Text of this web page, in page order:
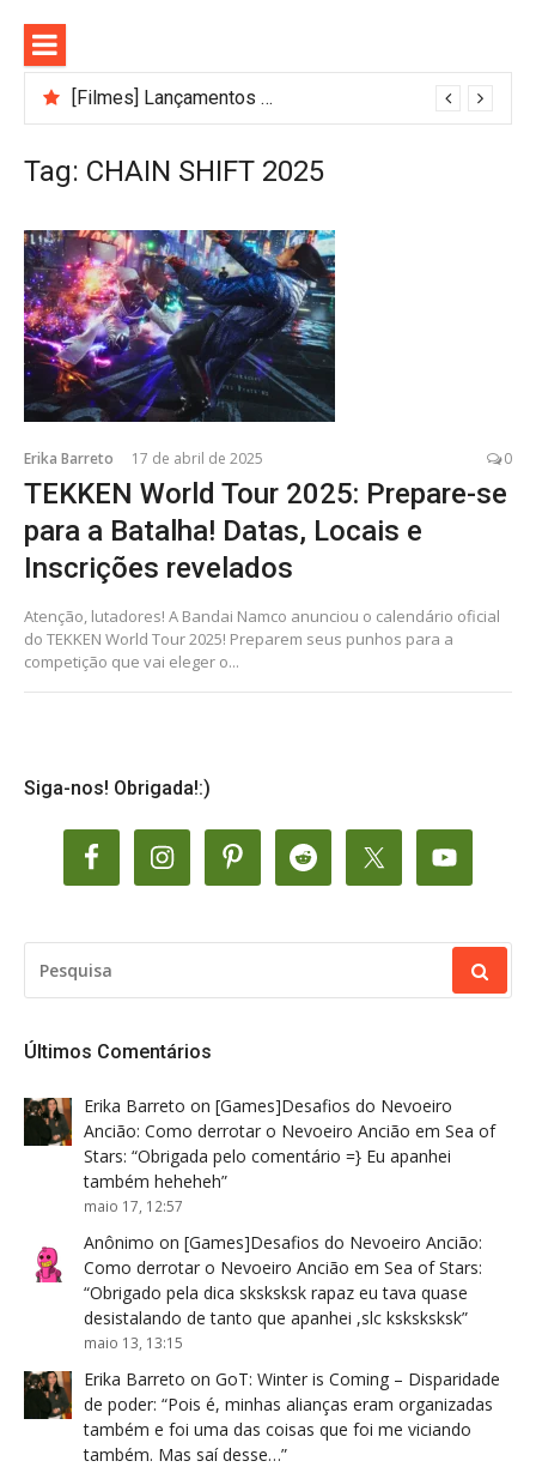
para
conteúdo
[Filmes] Lançamentos de agosto no Adrenalina Pura+ trazem ação e suspense
Tag: CHAIN SHIFT 2025
Erika Barreto 17 de abril de 2025 0
TEKKEN World Tour 2025: Prepare-se
para a Batalha! Datas, Locais e
Inscrições revelados
Atenção, lutadores! A Bandai Namco anunciou o calendário oficial
do TEKKEN World Tour 2025! Preparem seus punhos para a
competição que vai eleger o...
Siga-nos! Obrigada!:)
POR:
Últimos Comentários
Erika Barreto on [Games]Desafios do Nevoeiro
Ancião: Como derrotar o Nevoeiro Ancião em Sea of
Stars: “Obrigada pelo comentário =} Eu apanhei
também heheheh”
maio 17, 12:57
Anônimo on [Games]Desafios do Nevoeiro Ancião:
Como derrotar o Nevoeiro Ancião em Sea of Stars:
“Obrigado pela dica sksksksk rapaz eu tava quase
desistalando de tanto que apanhei ,slc ksksksksk”
maio 13, 13:15
Erika Barreto on GoT: Winter is Coming – Disparidade
de poder: “Pois é, minhas alianças eram organizadas
também e foi uma das coisas que foi me viciando
também. Mas saí desse…”